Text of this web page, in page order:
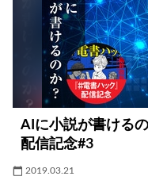
AIに小説が書ける
配信記念#3
2019.03.21